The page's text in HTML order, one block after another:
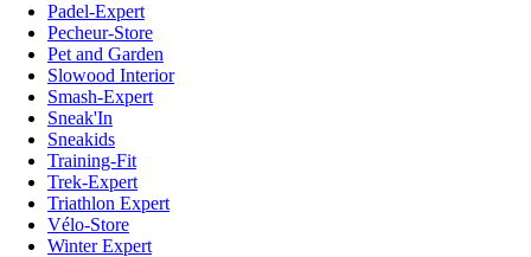
Padel-Expert
Pecheur-Store
Pet and Garden
Slowood Interior
Smash-Expert
Sneak'In
Sneakids
Training-Fit
Trek-Expert
Triathlon Expert
Vélo-Store
Winter Expert